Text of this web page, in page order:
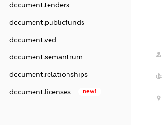
document.tenders
document.publicfunds
document.ved
document.semantrum
document.relationships
document.licenses new!